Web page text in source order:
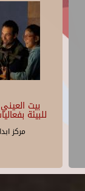
بيت
للبيئة
مركز